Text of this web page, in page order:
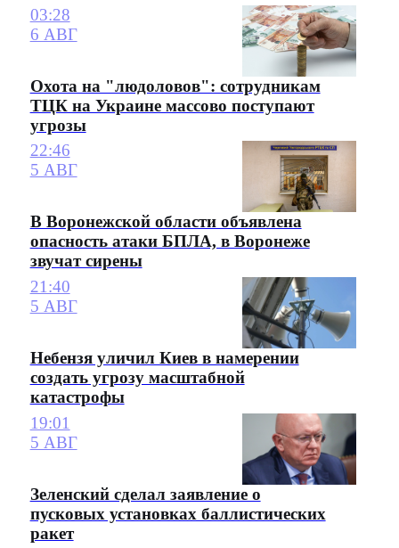
03:28
6 АВГ
Охота на "людоловов": сотрудникам
ТЦК на Украине массово поступают
угрозы
22:46
5 АВГ
В Воронежской области объявлена
опасность атаки БПЛА, в Воронеже
звучат сирены
21:40
5 АВГ
Небензя уличил Киев в намерении
создать угрозу масштабной
катастрофы
19:01
5 АВГ
Зеленский сделал заявление о
пусковых установках баллистических
ракет